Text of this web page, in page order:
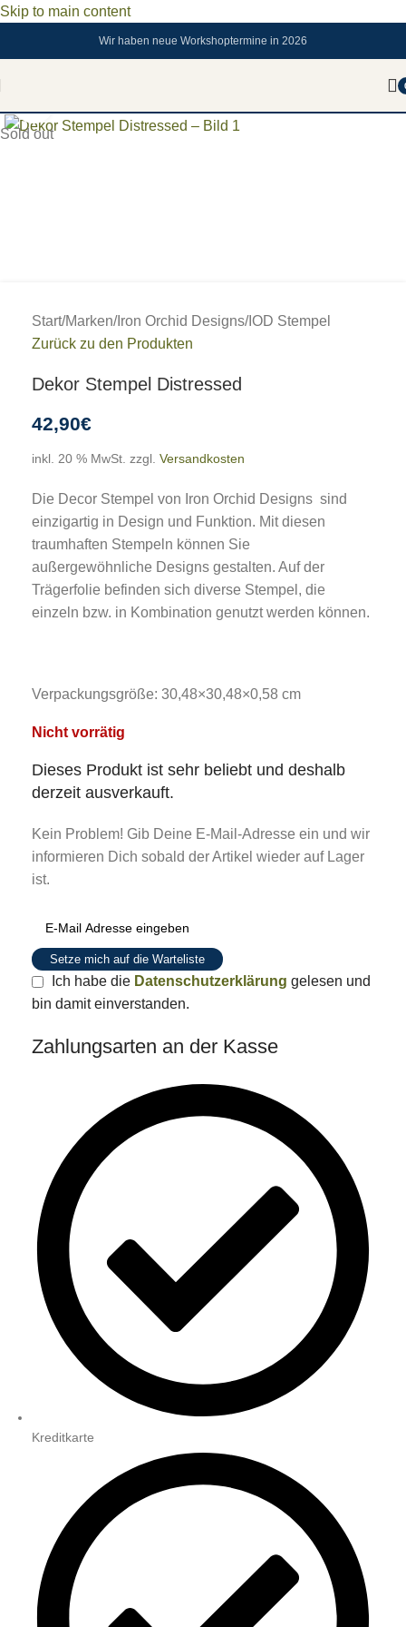
Skip to main content
Wir haben neue Workshoptermine in 2026
Sold out
Start/Marken/Iron Orchid Designs/IOD Stempel
Zurück zu den Produkten
Dekor Stempel Distressed
42,90€
inkl. 20 % MwSt. zzgl. Versandkosten
Die Decor Stempel von Iron Orchid Designs sind
einzigartig in Design und Funktion. Mit diesen
traumhaften Stempeln können Sie
außergewöhnliche Designs gestalten. Auf der
Trägerfolie befinden sich diverse Stempel, die
einzeln bzw. in Kombination genutzt werden können.
Verpackungsgröße: 30,48×30,48×0,58 cm
Nicht vorrätig
Dieses Produkt ist sehr beliebt und deshalb
derzeit ausverkauft.
Kein Problem! Gib Deine E-Mail-Adresse ein und wir
informieren Dich sobald der Artikel wieder auf Lager
ist.
Setze mich auf die Warteliste
Ich habe die Datenschutzerklärung gelesen und
bin damit einverstanden.
Zahlungsarten an der Kasse
Kreditkarte